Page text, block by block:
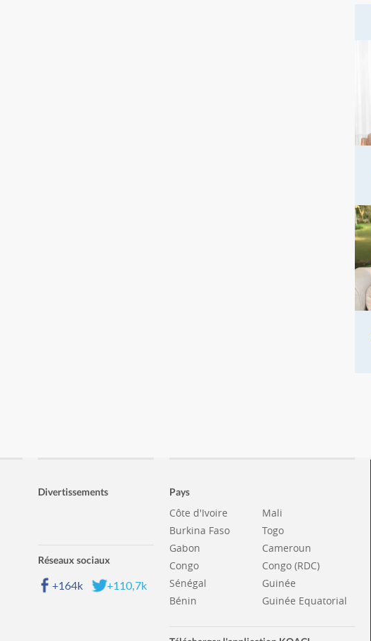
Divertissements
Réseaux sociaux
+164k +110,7k
Pays
Côte d'Ivoire
Burkina Faso
Gabon
Congo
Sénégal
Bénin
Mali
Togo
Cameroun
Congo (RDC)
Guinée
Guinée Equatorial